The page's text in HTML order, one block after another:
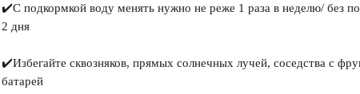
✔️С подкормкой воду менять нужно не реже 1 раза в неделю/ без
2 дня
✔️Избегайте сквозняков, прямых солнечных лучей, соседства с
батарей